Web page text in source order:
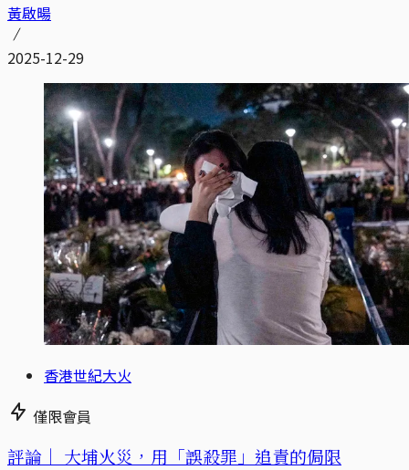
黃啟暘
2025-12-29
香港世紀大火
僅限會員
評論｜ 大埔火災，用「誤殺罪」追責的侷限